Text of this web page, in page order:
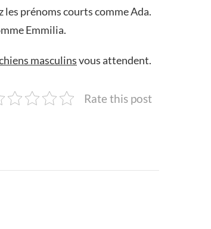
les prénoms courts comme Ada.
Emmilia.
masculinsvous attendent.
Rate this post